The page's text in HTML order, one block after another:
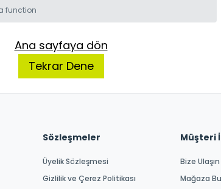
function
Ana sayfaya dön
Tekrar Dene
Sözleşmeler
Üyelik Sözleşmesi
Gizlilik ve Çerez Politikası
Müşteri
Bize Ulaşın
Mağaza